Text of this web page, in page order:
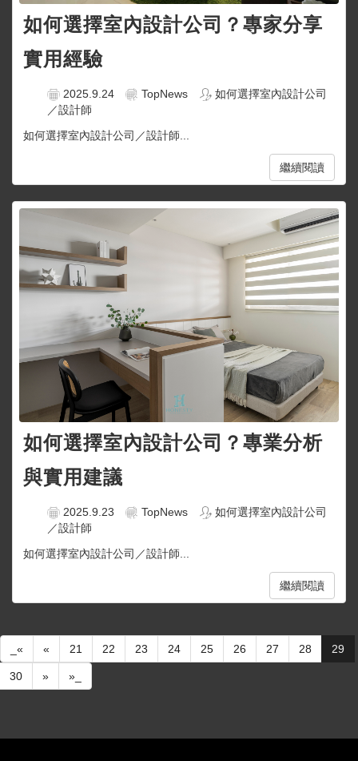
如何選擇室內設計公司？專家分享
實用經驗
2025.9.24 TopNews
如何選擇室內設計公司
／設計師
如何選擇室內設計公司／設計師...
繼續閱讀
如何選擇室內設計公司？專業分析
與實用建議
2025.9.23 TopNews
如何選擇室內設計公司
／設計師
如何選擇室內設計公司／設計師...
繼續閱讀
_« « 21 22 23 24 25 26 27 28 29
30 » »_